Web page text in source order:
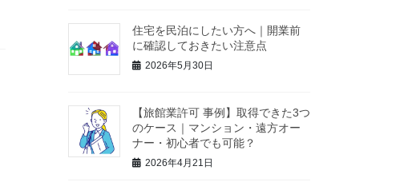
住宅を民泊にしたい方へ｜開業前
に確認しておきたい注意点
2026年5月30日
【旅館業許可 事例】取得できた3つ
のケース｜マンション・遠方オー
ナー・初心者でも可能？
2026年4月21日